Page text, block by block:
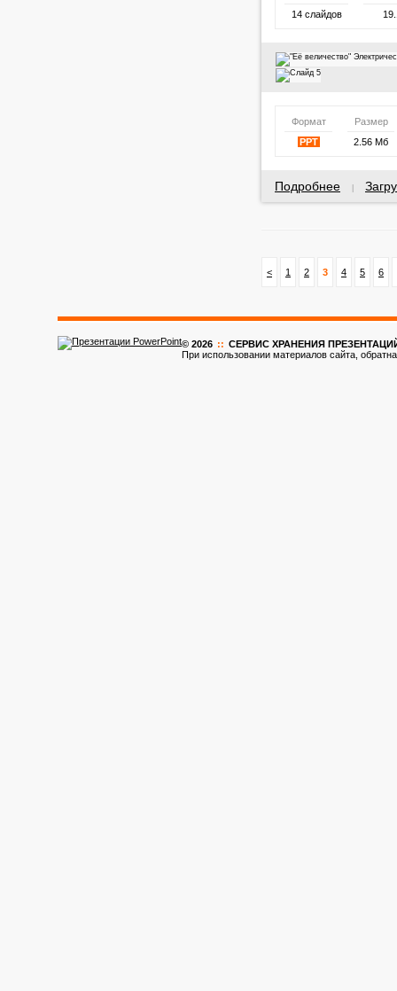
14 слайдов
Формат
Размер
PPT
2.56 Мб
Подробнее
< 1 2 3 4 5 6
© 2026 :: CЕРВИС ХРАНЕНИЯ ПРЕЗЕНТАЦИЙ
При использовании материалов сайта,